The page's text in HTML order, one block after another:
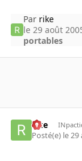
Par rike
le 29 août
portables
rike
Posté(e) le 29